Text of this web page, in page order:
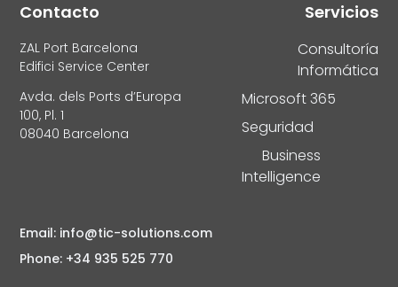
Email: info@tic-solutions.com
Phone: +34 935 525 770
Servicios
Consultoría
Informática
Microsoft 365
Seguridad
Business
Intelligence
Contacto
ZAL Port Barcelona
Edifici Service Center
Avda. dels Ports d’Europa
100, Pl. 1
08040 Barcelona